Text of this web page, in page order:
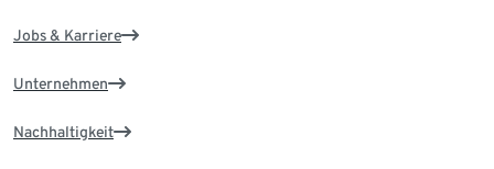
Jobs & Karriere
Unternehmen
Nachhaltigkeit